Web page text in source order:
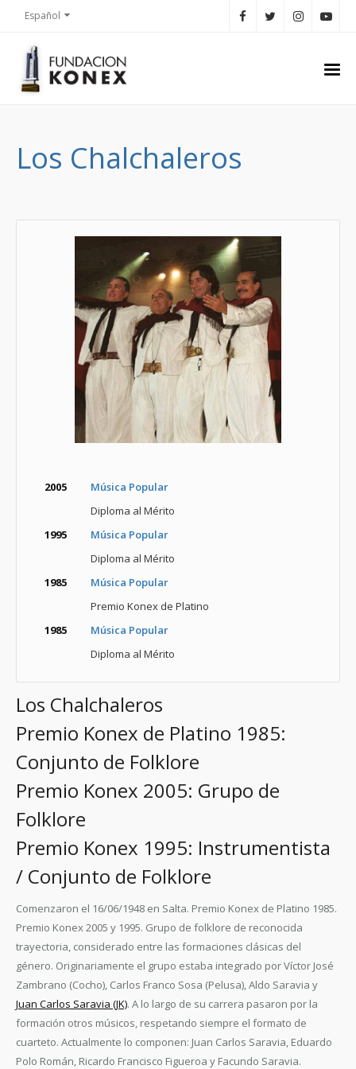
Español
Los Chalchaleros
2005
Música Popular
Diploma al Mérito
1995
Música Popular
Diploma al Mérito
1985
Música Popular
Premio Konex de Platino
1985
Música Popular
Diploma al Mérito
Los Chalchaleros
Premio Konex de Platino 1985:
Conjunto de Folklore
Premio Konex 2005: Grupo de
Folklore
Premio Konex 1995: Instrumentista
/ Conjunto de Folklore
Comenzaron el 16/06/1948 en Salta. Premio Konex de Platino 1985.
Premio Konex 2005 y 1995. Grupo de folklore de reconocida
trayectoria, considerado entre las formaciones clásicas del
género. Originariamente el grupo estaba integrado por Víctor José
Zambrano (Cocho), Carlos Franco Sosa (Pelusa), Aldo Saravia y
Juan Carlos Saravia (JK). A lo largo de su carrera pasaron por la
formación otros músicos, respetando siempre el formato de
cuarteto. Actualmente lo componen: Juan Carlos Saravia, Eduardo
Polo Román, Ricardo Francisco Figueroa y Facundo Saravia.